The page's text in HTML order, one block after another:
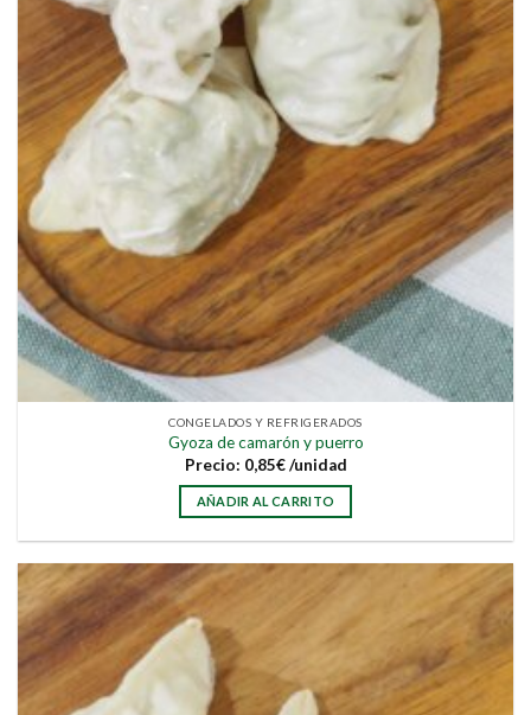
CONGELADOS Y REFRIGERADOS
Gyoza de camarón y puerro
Precio: 0,85€ /unidad
AÑADIR AL CARRITO